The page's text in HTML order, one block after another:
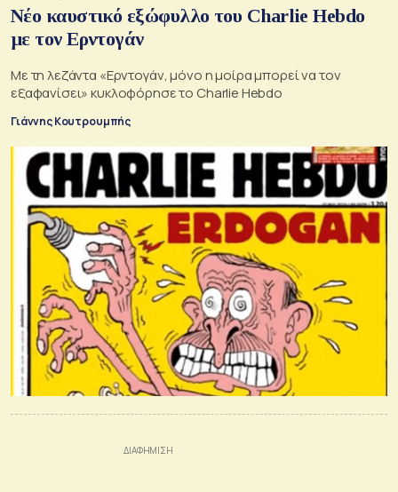
Νέο καυστικό εξώφυλλο του Charlie Hebdo
με τον Ερντογάν
Με τη λεζάντα «Ερντογάν, μόνο η μοίρα μπορεί να τον
εξαφανίσει» κυκλοφόρησε το Charlie Hebdo
Γιάννης Κουτρουμπής